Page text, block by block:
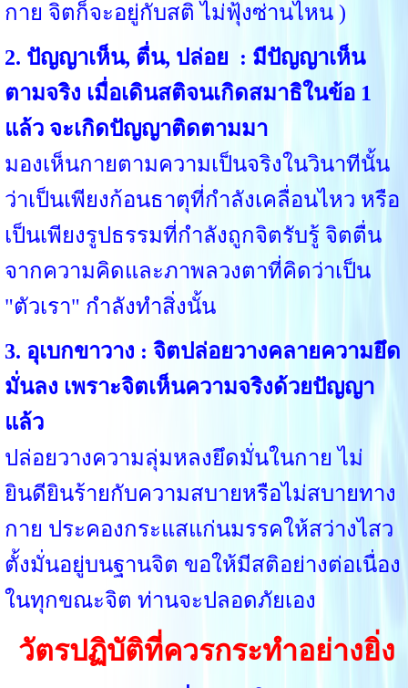
กาย จิตก็จะอยู่กับสติ ไม่ฟุ้งซ่านไหน )
2. ปัญญาเห็น, ตื่น, ปล่อย : มีปัญญาเห็น
ตามจริง เมื่อเดินสติจนเกิดสมาธิในข้อ 1
แล้ว จะเกิดปัญญาติดตามมา
มองเห็นกายตามความเป็นจริงในวินาทีนั้น
ว่าเป็นเพียงก้อนธาตุที่กำลังเคลื่อนไหว หรือ
เป็นเพียงรูปธรรมที่กำลังถูกจิตรับรู้ จิตตื่น
จากความคิดและภาพลวงตาที่คิดว่าเป็น
"ตัวเรา" กำลังทำสิ่งนั้น
3. อุเบกขาวาง : จิตปล่อยวางคลายความยึด
มั่นลง เพราะจิตเห็นความจริงด้วยปัญญา
แล้ว
ปล่อยวางความลุ่มหลงยึดมั่นในกาย ไม่
ยินดียินร้ายกับความสบายหรือไม่สบายทาง
กาย ประคองกระแสแก่นมรรคให้สว่างไสว
ตั้งมั่นอยู่บนฐานจิต ขอให้มีสติอย่างต่อเนื่อง
ในทุกขณะจิต ท่านจะปลอดภัยเอง
วัตรปฏิบัติที่ควรกระทำอย่างยิ่ง